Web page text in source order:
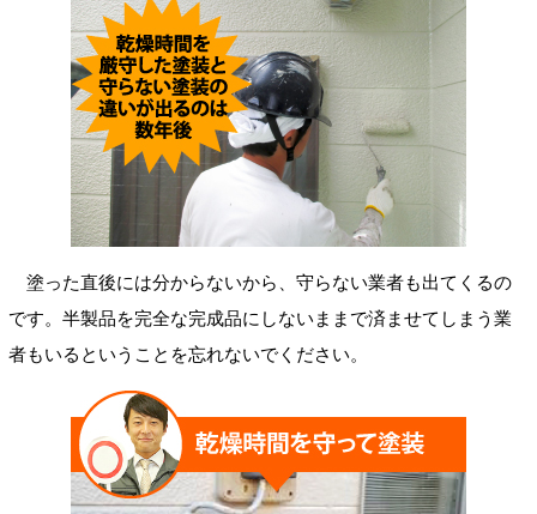
塗った直後には分からないから、守らない業者も出てくるの
です。半製品を完全な完成品にしないままで済ませてしまう業
者もいるということを忘れないでください。